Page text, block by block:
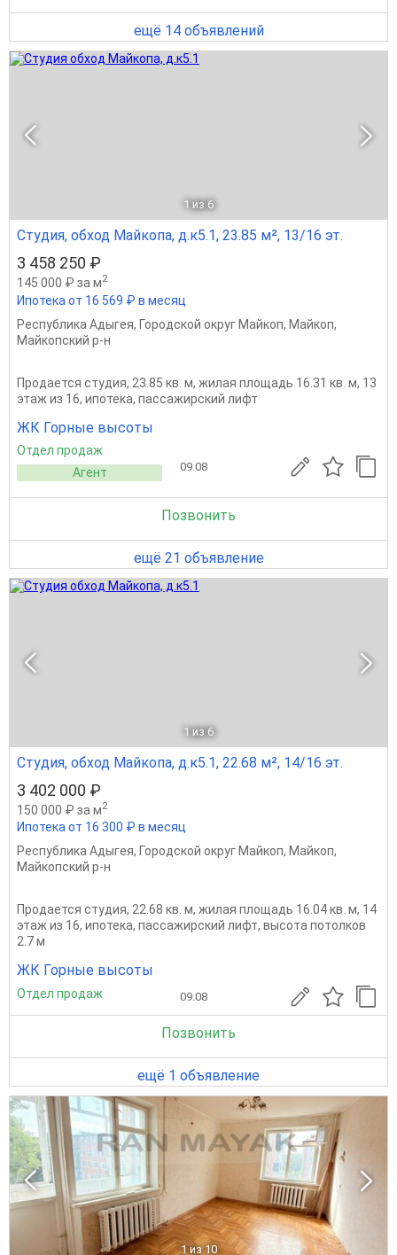
ещё 14 объявлений
1 из 6
Студия, обход Майкопа, д.к5.1, 23.85 м², 13/16 эт.
3 458 250 ₽
145 000 ₽ за м2
Ипотека от 16 569 ₽ в месяц
Республика Адыгея, Городской округ Майкоп, Майкоп,
Майкопский р-н
Продается студия, 23.85 кв. м, жилая площадь 16.31 кв. м, 13
этаж из 16, ипотека, пассажирский лифт
ЖК Горные высоты
Отдел продаж
Агент
09.08
Позвонить
ещё 21 объявление
1 из 6
Студия, обход Майкопа, д.к5.1, 22.68 м², 14/16 эт.
3 402 000 ₽
150 000 ₽ за м2
Ипотека от 16 300 ₽ в месяц
Республика Адыгея, Городской округ Майкоп, Майкоп,
Майкопский р-н
Продается студия, 22.68 кв. м, жилая площадь 16.04 кв. м, 14
этаж из 16, ипотека, пассажирский лифт, высота потолков
2.7 м
ЖК Горные высоты
Отдел продаж 09.08
Позвонить
ещё 1 объявление
1 из 10